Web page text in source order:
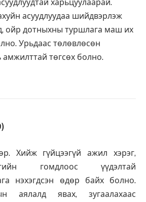
харьцуулаарай.
асуудлуудаа шийдвэрлэж
ойр дотныхны туршлага маш их
Урьдаас төлөвлөсөн
амжилттай төгсөх болно.
Хийж гүйцээгүй ажил хэрэг,
гомдлоос үүдэлтай
нэхэгдсэн өдөр байх болно.
аялалд явах, зугаалахаас